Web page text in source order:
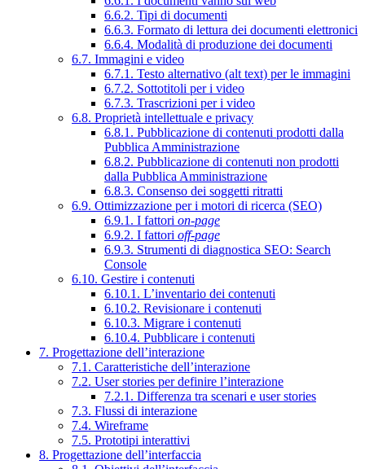
6.6.2. Tipi di documenti
6.6.3. Formato di lettura dei documenti elettronici
6.6.4. Modalità di produzione dei documenti
6.7. Immagini e video
6.7.1. Testo alternativo (alt text) per le immagini
6.7.2. Sottotitoli per i video
6.7.3. Trascrizioni per i video
6.8. Proprietà intellettuale e privacy
6.8.1. Pubblicazione di contenuti prodotti dalla
Pubblica Amministrazione
6.8.2. Pubblicazione di contenuti non prodotti
dalla Pubblica Amministrazione
6.8.3. Consenso dei soggetti ritratti
6.9. Ottimizzazione per i motori di ricerca (SEO)
6.9.1. I fattori on-page
6.9.2. I fattori off-page
6.9.3. Strumenti di diagnostica SEO: Search
Console
6.10. Gestire i contenuti
6.10.1. L’inventario dei contenuti
6.10.2. Revisionare i contenuti
6.10.3. Migrare i contenuti
6.10.4. Pubblicare i contenuti
7. Progettazione dell’interazione
7.1. Caratteristiche dell’interazione
7.2. User stories per definire l’interazione
7.2.1. Differenza tra scenari e user stories
7.3. Flussi di interazione
7.4. Wireframe
7.5. Prototipi interattivi
8. Progettazione dell’interfaccia